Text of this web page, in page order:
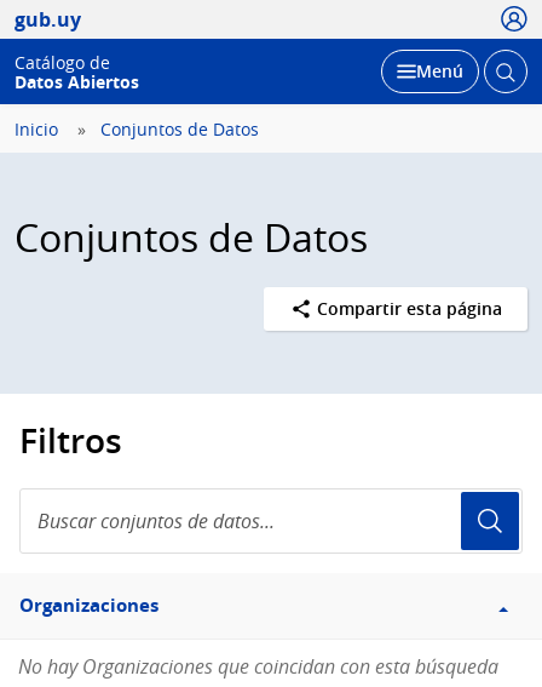
gub.uy
Catálogo de
Datos Abiertos
Desplegar
Menú Abrir
Inicio Conjuntos de Datos
Conjuntos de Datos
Compartir esta página
Filtros
conjuntos
de
Filtro
Organizaciones
Organizaciones
No hay Organizaciones que coincidan con esta búsqueda